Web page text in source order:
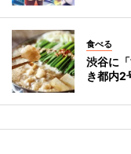
食べる
渋谷に
き都内2